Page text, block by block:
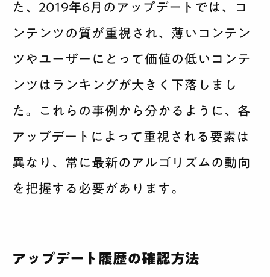
た、2019年6月のアップデートでは、コ
ンテンツの質が重視され、薄いコンテン
ツやユーザーにとって価値の低いコンテ
ンツはランキングが大きく下落しまし
た。これらの事例から分かるように、各
アップデートによって重視される要素は
異なり、常に最新のアルゴリズムの動向
を把握する必要があります。
アップデート履歴の確認方法